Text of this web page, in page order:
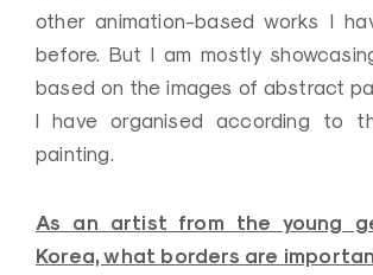
other animation-based works I
before. But I am mostly
based on the images of abstract
I have organised according to
painting.
As an artist from the young
Korea, what borders are